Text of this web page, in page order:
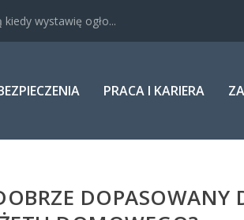
wystawię ogło...
PRACA I KARIERA
DOPASOWANY